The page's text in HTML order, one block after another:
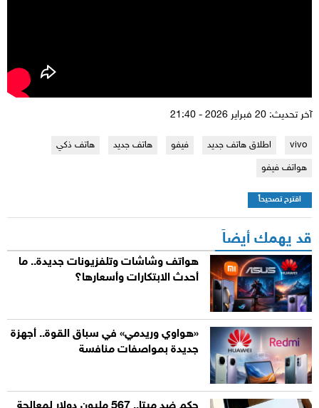
آخر تحديث: 20 فبراير 2026 - 21:40
vivo اطلاق هاتف جديد فيفو هاتف جديد
هاتف ذكي
هواتف فيفو
اقترح تصحيحاً
قد يهمك أيضاً
هواتف وشاشات وتلفزيونات جديدة.. ما
أحدث الابتكارات وأسعارها؟
«هواوي وريدمي» في سباق القوة.. أجهزة
جديدة بمواصفات منافسة